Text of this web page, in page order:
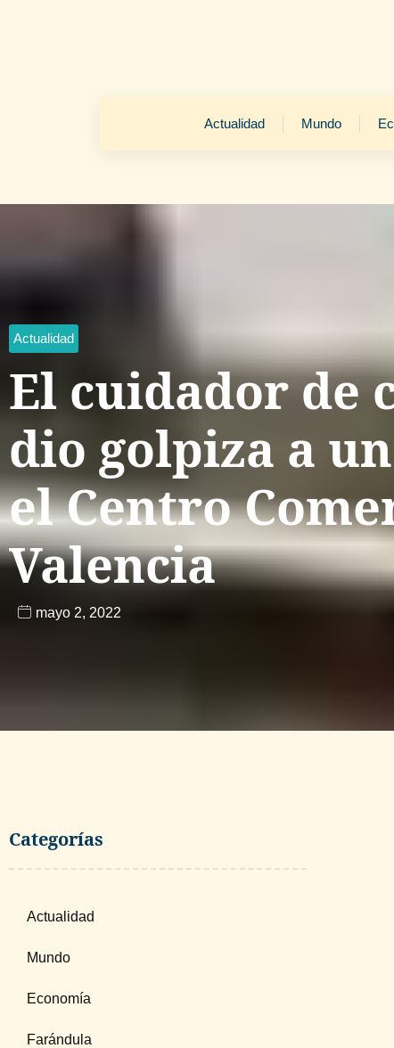
Actualidad Mundo
Actualidad
El cuidador de
dio golpiza a
el Centro
Valencia
mayo 2, 2022
Categorías
Actualidad
Mundo
Economía
Farándula